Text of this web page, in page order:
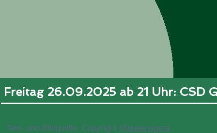
Freitag 26.09.2025 ab 21 Uhr: CSD
Text- und Bildquelle: Copyright @queensgera